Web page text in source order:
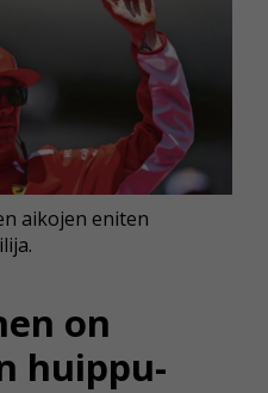
on
huippu-
aikojen eniten